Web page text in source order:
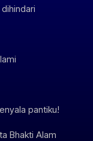
pantiku!
Bhakti Alam